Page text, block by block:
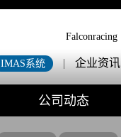
Falconracing
IMAS系统 | 企业资讯
公司动态